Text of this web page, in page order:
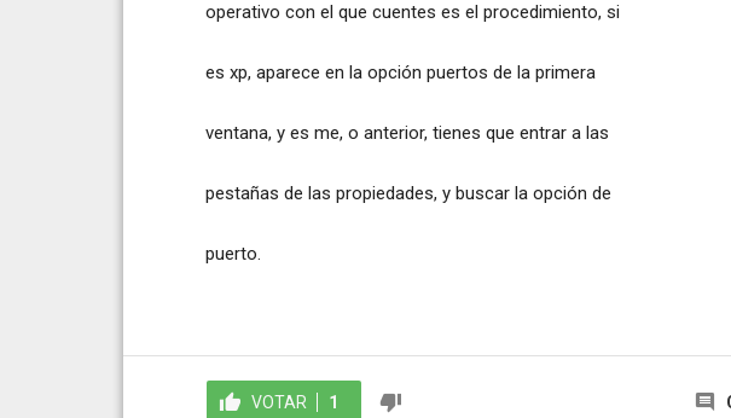
operativo con el que cuentes es el procedimiento, si
es xp, aparece en la opción puertos de la primera
ventana, y es me, o anterior, tienes que entrar a las
pestañas de las propiedades, y buscar la opción de
puerto.
VOTAR 1